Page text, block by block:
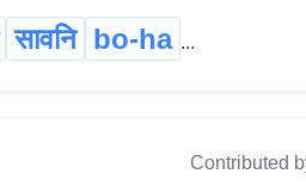
सावनि bo-ha ...
Contributed